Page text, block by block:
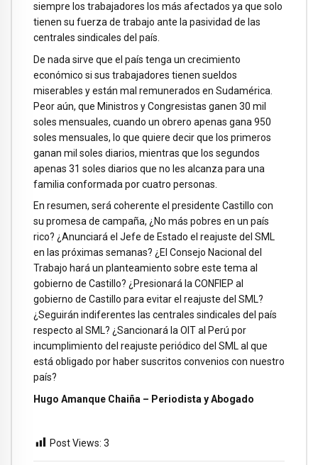
siempre los trabajadores los más afectados ya que solo
tienen su fuerza de trabajo ante la pasividad de las
centrales sindicales del país.
De nada sirve que el país tenga un crecimiento
económico si sus trabajadores tienen sueldos
miserables y están mal remunerados en Sudamérica.
Peor aún, que Ministros y Congresistas ganen 30 mil
soles mensuales, cuando un obrero apenas gana 950
soles mensuales, lo que quiere decir que los primeros
ganan mil soles diarios, mientras que los segundos
apenas 31 soles diarios que no les alcanza para una
familia conformada por cuatro personas.
En resumen, será coherente el presidente Castillo con
su promesa de campaña, ¿No más pobres en un país
rico? ¿Anunciará el Jefe de Estado el reajuste del SML
en las próximas semanas? ¿El Consejo Nacional del
Trabajo hará un planteamiento sobre este tema al
gobierno de Castillo? ¿Presionará la CONFIEP al
gobierno de Castillo para evitar el reajuste del SML?
¿Seguirán indiferentes las centrales sindicales del país
respecto al SML? ¿Sancionará la OIT al Perú por
incumplimiento del reajuste periódico del SML al que
está obligado por haber suscritos convenios con nuestro
país?
Hugo Amanque Chaiña – Periodista y Abogado
Post Views: 3